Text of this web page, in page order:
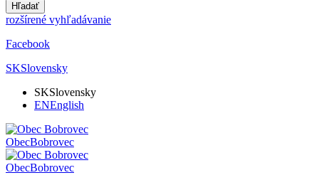
Hľadať
rozšírené vyhľadávanie
Facebook
SKSlovensky
SKSlovensky
ENEnglish
ObecBobrovec
ObecBobrovec